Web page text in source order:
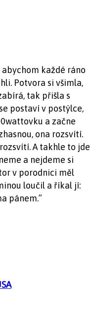
každé ráno
Potvora si všimla,
tak přišla s
postaví v postýlce,
a začne
ona rozsvítí.
A takhle to jde
a nejdeme si
v porodnici měl
loučil a říkal jí:
pánem.”